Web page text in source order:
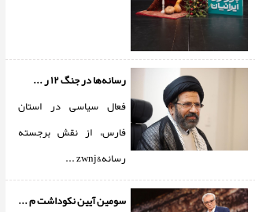
رسانه‌ها در جنگ ۱۲ ر ...
فعال سیاسی در استان
فارس، از نقش برجسته
رسانه&zwnj ...
سومين آيين نكوداشت م ...